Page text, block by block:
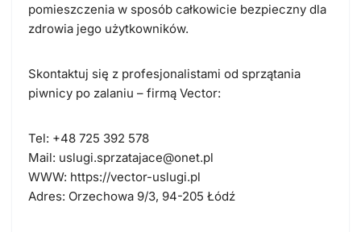
pomieszczenia w sposób całkowicie bezpieczny dla
zdrowia jego użytkowników.
Skontaktuj się z profesjonalistami od sprzątania
piwnicy po zalaniu – firmą Vector:
Tel: +48 725 392 578
Mail: uslugi.sprzatajace@onet.pl
WWW: https://vector-uslugi.pl
Adres: Orzechowa 9/3, 94-205 Łódź